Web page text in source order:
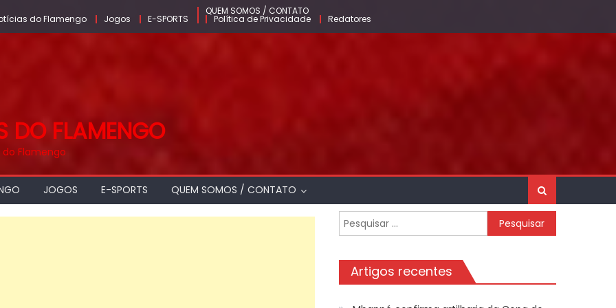
do Flamengo Jogos E-SPORTS
QUEM SOMOS / CONTATO
Política de Privacidade Redatores
DO FLAMENGO
do Flamengo
JOGOS E-SPORTS QUEM SOMOS / CONTATO
Pesquisar
por:
Artigos recentes